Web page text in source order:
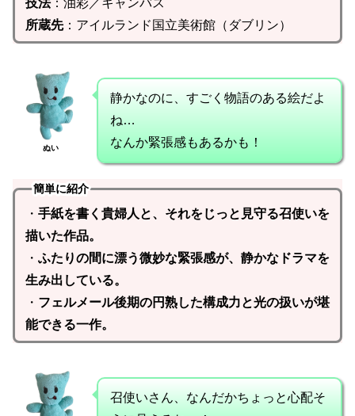
所蔵先：アイルランド国立美術館（ダブリン）
ぬい
静かなのに、すごく物語のある絵だよ
ね…
なんか緊張感もあるかも！
簡単に紹介
・ 手紙を書く貴婦人と、それをじっと見守る召使いを
描いた作品。
・ ふたりの間に漂う微妙な緊張感が、静かなドラマを
生み出している。
・ フェルメール後期の円熟した構成力と光の扱いが堪
能できる一作。
召使いさん、なんだかちょっと心配そ